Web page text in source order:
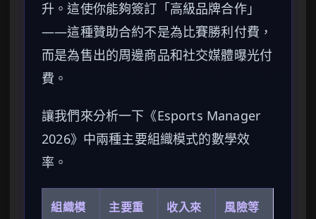
升。這使你能夠簽訂「高級品牌合作」
——這種贊助合約不是為比賽勝利付費，
而是為售出的周邊商品和社交媒體曝光付
費。
讓我們來分析一下《Esports Manager
2026》中兩種主要組織模式的數學效
率。
組織模
主要重
收入來
風險等